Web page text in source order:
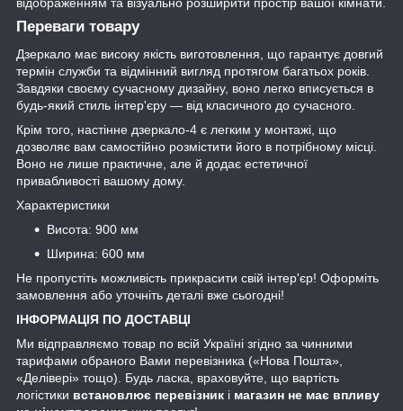
відображенням та візуально розширити простір вашої кімнати.
Переваги товару
Дзеркало має високу якість виготовлення, що гарантує довгий
термін служби та відмінний вигляд протягом багатьох років.
Завдяки своєму сучасному дизайну, воно легко вписується в
будь-який стиль інтер'єру — від класичного до сучасного.
Крім того, настінне дзеркало-4 є легким у монтажі, що
дозволяє вам самостійно розмістити його в потрібному місці.
Воно не лише практичне, але й додає естетичної
привабливості вашому дому.
Характеристики
Висота: 900 мм
Ширина: 600 мм
Не пропустіть можливість прикрасити свій інтер'єр! Оформіть
замовлення або уточніть деталі вже сьогодні!
ІНФОРМАЦІЯ ПО ДОСТАВЦІ
Ми відправляємо товар по всій Україні згідно за чинними
тарифами обраного Вами перевізника («Нова Пошта»,
«Делівері» тощо). Будь ласка, враховуйте, що вартість
логістики встановлює перевізник і магазин не має впливу